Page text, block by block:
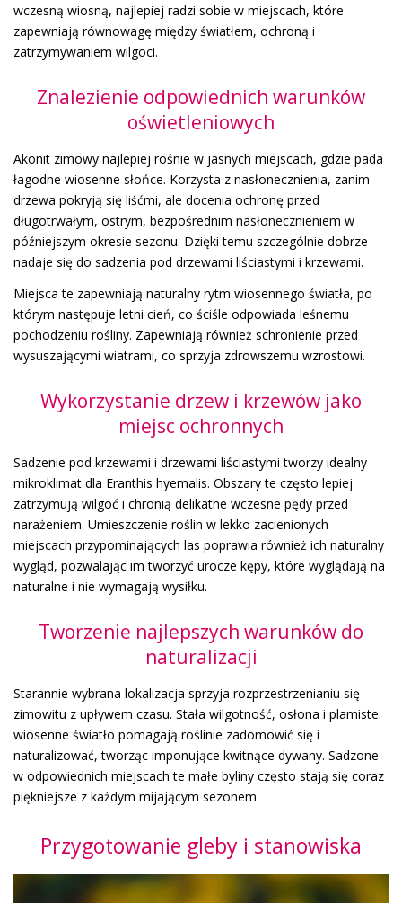
wczesną wiosną, najlepiej radzi sobie w miejscach, które
zapewniają równowagę między światłem, ochroną i
zatrzymywaniem wilgoci.
Znalezienie odpowiednich warunków
oświetleniowych
Akonit zimowy najlepiej rośnie w jasnych miejscach, gdzie pada
łagodne wiosenne słońce. Korzysta z nasłonecznienia, zanim
drzewa pokryją się liśćmi, ale docenia ochronę przed
długotrwałym, ostrym, bezpośrednim nasłonecznieniem w
późniejszym okresie sezonu. Dzięki temu szczególnie dobrze
nadaje się do sadzenia pod drzewami liściastymi i krzewami.
Miejsca te zapewniają naturalny rytm wiosennego światła, po
którym następuje letni cień, co ściśle odpowiada leśnemu
pochodzeniu rośliny. Zapewniają również schronienie przed
wysuszającymi wiatrami, co sprzyja zdrowszemu wzrostowi.
Wykorzystanie drzew i krzewów jako
miejsc ochronnych
Sadzenie pod krzewami i drzewami liściastymi tworzy idealny
mikroklimat dla Eranthis hyemalis. Obszary te często lepiej
zatrzymują wilgoć i chronią delikatne wczesne pędy przed
narażeniem. Umieszczenie roślin w lekko zacienionych
miejscach przypominających las poprawia również ich naturalny
wygląd, pozwalając im tworzyć urocze kępy, które wyglądają na
naturalne i nie wymagają wysiłku.
Tworzenie najlepszych warunków do
naturalizacji
Starannie wybrana lokalizacja sprzyja rozprzestrzenianiu się
zimowitu z upływem czasu. Stała wilgotność, osłona i plamiste
wiosenne światło pomagają roślinie zadomowić się i
naturalizować, tworząc imponujące kwitnące dywany. Sadzone
w odpowiednich miejscach te małe byliny często stają się coraz
piękniejsze z każdym mijającym sezonem.
Przygotowanie gleby i stanowiska